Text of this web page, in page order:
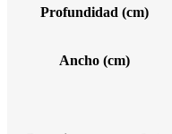
Profundidad (cm)
Ancho (cm)